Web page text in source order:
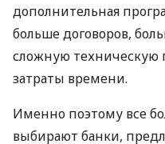
дополнительная
больше договоров,
сложную
затраты времени.
Именно поэтому все
выбирают банки,